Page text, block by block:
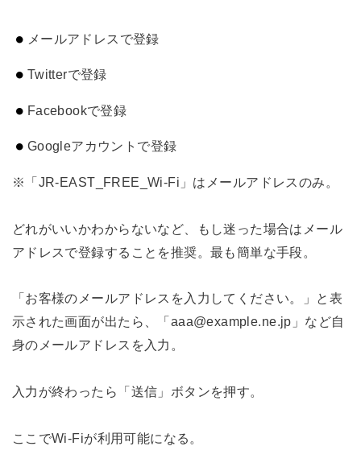
メールアドレスで登録
Twitterで登録
Facebookで登録
Googleアカウントで登録
※「JR-EAST_FREE_Wi-Fi」はメールアドレスのみ。
どれがいいかわからないなど、もし迷った場合はメール
アドレスで登録することを推奨。最も簡単な手段。
「お客様のメールアドレスを入力してください。」と表
示された画面が出たら、「aaa@example.ne.jp」など自
身のメールアドレスを入力。
入力が終わったら「送信」ボタンを押す。
ここでWi-Fiが利用可能になる。